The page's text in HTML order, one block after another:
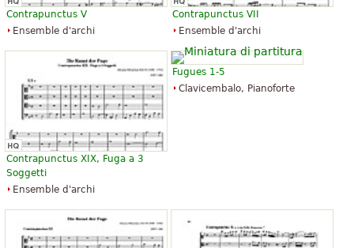
Contrapunctus V
Ensemble d'archi
Contrapunctus VII
Ensemble d'archi
Contrapunctus XIX, Fuga a 3
Soggetti
Ensemble d'archi
Fugues 1-5
Clavicembalo, Pianoforte